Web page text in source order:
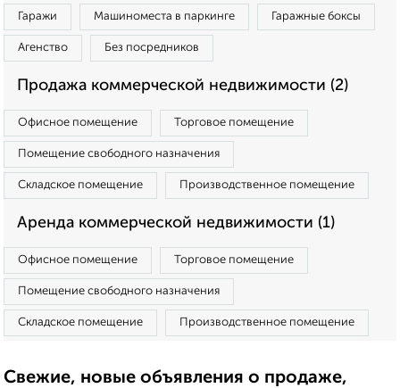
Гаражи Машиноместа в паркинге Гаражные боксы
Агенство Без посредников
Продажа коммерческой недвижимости (2)
Офисное помещение Торговое помещение
Помещение свободного назначения
Складское помещение Производственное помещение
Аренда коммерческой недвижимости (1)
Офисное помещение Торговое помещение
Помещение свободного назначения
Складское помещение Производственное помещение
Свежие, новые объявления о продаже,